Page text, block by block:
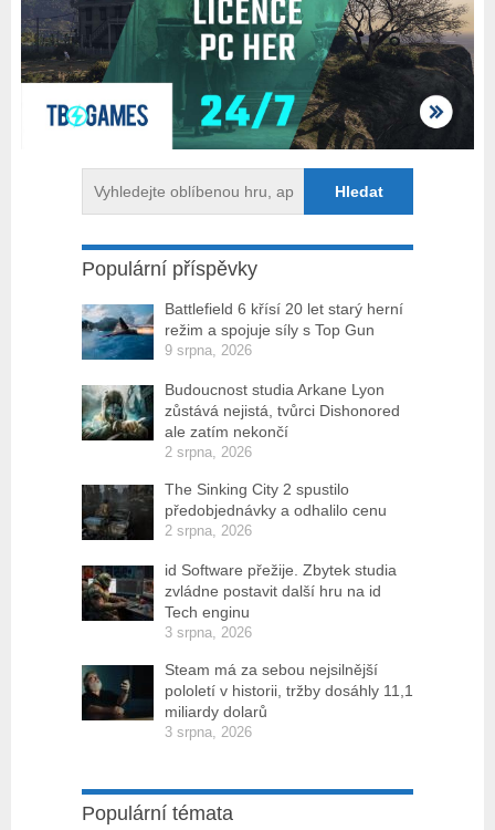
Populární příspěvky
Battlefield 6 křísí 20 let starý herní
režim a spojuje síly s Top Gun
9 srpna, 2026
Budoucnost studia Arkane Lyon
zůstává nejistá, tvůrci Dishonored
ale zatím nekončí
2 srpna, 2026
The Sinking City 2 spustilo
předobjednávky a odhalilo cenu
2 srpna, 2026
id Software přežije. Zbytek studia
zvládne postavit další hru na id
Tech enginu
3 srpna, 2026
Steam má za sebou nejsilnější
pololetí v historii, tržby dosáhly 11,1
miliardy dolarů
3 srpna, 2026
Populární témata